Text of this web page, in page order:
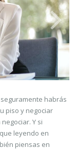
habrás
piso y negociar
Y si
leyendo en
piensas en